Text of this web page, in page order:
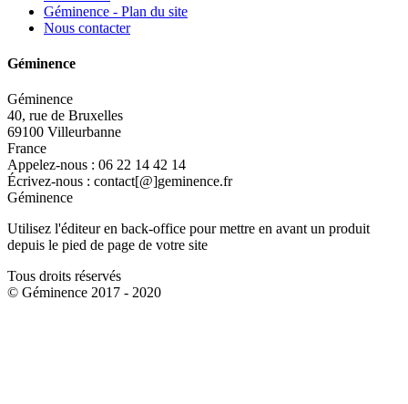
Géminence - Plan du site
Nous contacter
Géminence
Géminence
40, rue de Bruxelles
69100 Villeurbanne
France
Appelez-nous : 06 22 14 42 14
Écrivez-nous : contact[@]geminence.fr
Géminence
Utilisez l'éditeur en back-office pour mettre en avant un produit
depuis le pied de page de votre site
Tous droits réservés
© Géminence 2017 - 2020